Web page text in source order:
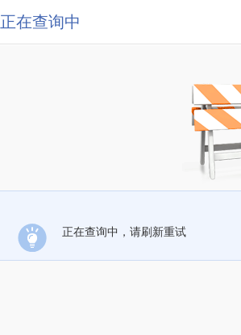
正在查询中
正在查询中，请刷新重试